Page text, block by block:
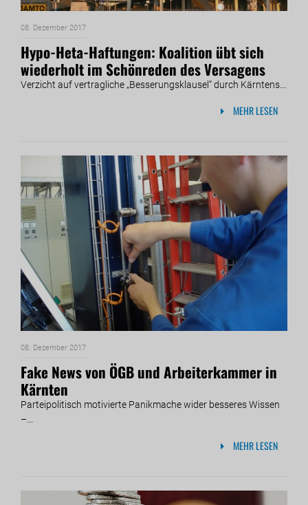
08. Dezember 2017
Hypo-Heta-Haftungen: Koalition übt sich
wiederholt im Schönreden des Versagens
Verzicht auf vertragliche „Besserungsklausel“ durch Kärntens...
MEHR LESEN
08. Dezember 2017
Fake News von ÖGB und Arbeiterkammer in
Kärnten
Parteipolitisch motivierte Panikmache wider besseres Wissen
–...
MEHR LESEN